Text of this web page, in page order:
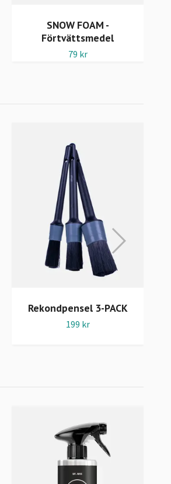
SNOW FOAM -
Förtvättsmedel
79 kr
Rekondpensel 3-PACK
199 kr